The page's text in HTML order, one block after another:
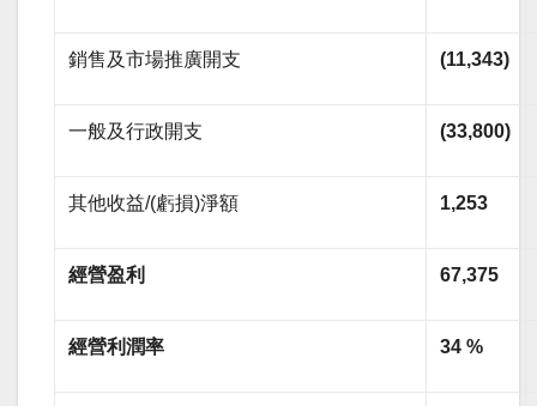
銷售及市場推廣開支 (11,343)
一般及行政開支 (33,800)
其他收益/(虧損)淨額 1,253
經營盈利 67,375
經營利潤率 34 %